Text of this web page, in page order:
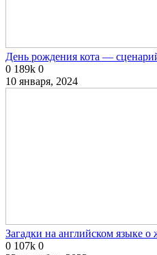
День рождения кота —
0 189k 0
10 января, 2024
Загадки на английском языке
0 107k 0